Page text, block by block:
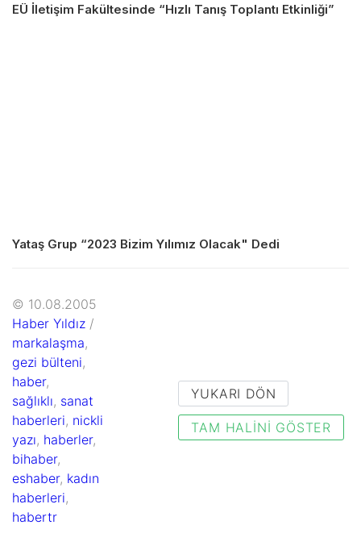
EÜ İletişim Fakültesinde “Hızlı Tanış Toplantı Etkinliği”
Yataş Grup “2023 Bizim Yılımız Olacak" Dedi
© 10.08.2005
Haber Yıldız /
markalaşma,
gezi bülteni,
haber,
sağlıklı, sanat
haberleri, nickli
yazı, haberler,
bihaber,
eshaber, kadın
haberleri,
habertr
YUKARI DÖN
TAM HALINI GÖSTER